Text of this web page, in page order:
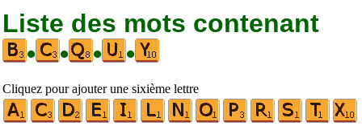
Liste des mots contenant
•
• • •
Cliquez pour ajouter une sixième lettre